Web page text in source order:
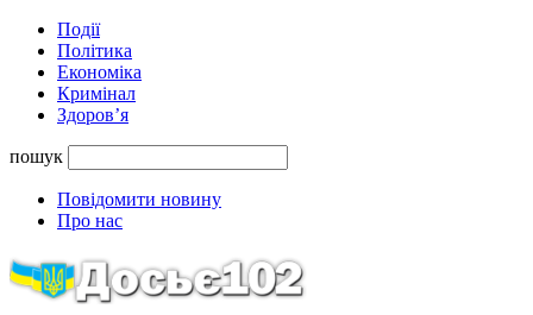
Події
Політика
Економіка
Кримінал
Здоров’я
пошук
Повідомити новину
Про нас